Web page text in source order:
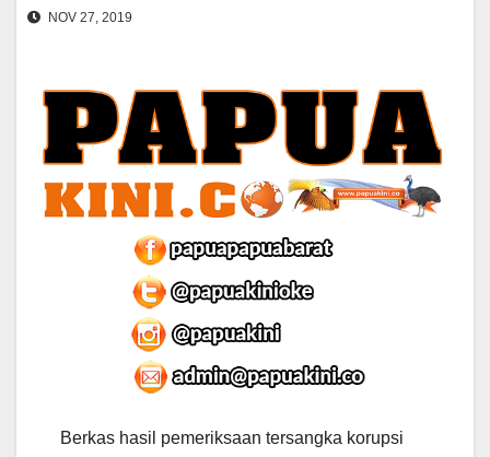
NOV 27, 2019
Berkas hasil pemeriksaan tersangka korupsi